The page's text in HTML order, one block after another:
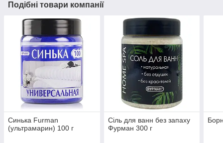
Подібні товари компанії
Синька Furman
(ультрамарин) 100 г
Сіль для ванн без запаху
Фурман 300 г